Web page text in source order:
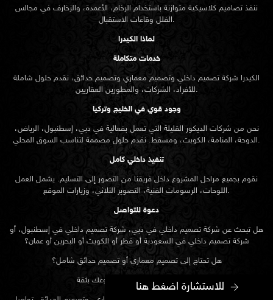
للاستشارة اضغط هنا
ننفذ تصاميم كلاسيكية متوازنة باستخدام الرخام، الأعمدة، والزخارف في مجالس
الفلل وقاعات الاستقبال.
لماذا الكيدرا
خدمات متكاملة
الكيدرا شركة تصميم داخلي وتصميم معماري وتصميم حدائق، نقدم حلول شاملة
للأفراد، الشركات، والمطورين العقاريين.
وجود قوي في الخليج وتركيا
نحن من شركات الديكور القليلة التي تعمل بفعالية في دبي، إسطنبول، الرياض،
الدوحة، المنامة، الكويت، ومسقط. نقدم حلول مصممة لتناسب السوق المحلي.
تنفيذ داخلي كامل
نقوم بجميع مراحل المشروع داخل فريقنا من التصور إلى التسليم. يشمل العمل
اللوحات، الرسومات الفنية، التصوير الثلاثي، وزيارات الموقع.
دعوة للتواصل
هل تبحث عن شركة تصميم داخلي في دبي، شركة تصميم داخلي في إسطنبول، أو
شركة تصميم داخلي في السعودية أو قطر أو الكويت أو البحرين أو عمان؟
هل تحتاج إلى تصميم معماري أو تصميم حدائق شامل؟